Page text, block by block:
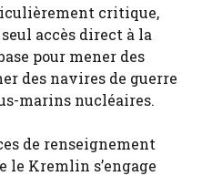
critique,
accès direct à la
pour mener des
des navires de guerre
marins nucléaires.
de renseignement
Kremlin s’engage